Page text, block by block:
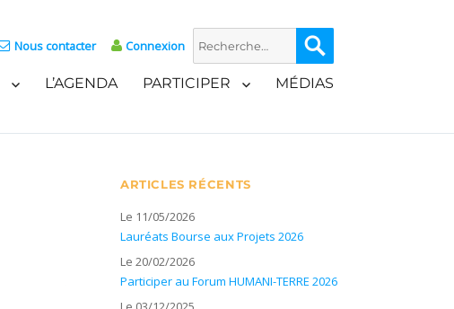
Nous contacter Connexion
Recherche
pour :
L’AGENDA PARTICIPER MÉDIAS
ARTICLES RÉCENTS
Le 11/05/2026
Lauréats Bourse aux Projets 2026
Le 20/02/2026
Participer au Forum HUMANI-TERRE 2026